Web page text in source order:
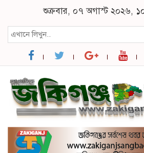
শুক্রবার, ০৭ অগাস্ট ২০২৬,